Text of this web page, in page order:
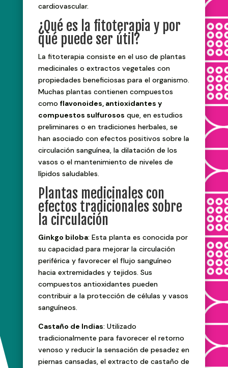
cardiovascular.
¿Qué es la fitoterapia y por
qué puede ser útil?
La fitoterapia consiste en el uso de plantas
medicinales o extractos vegetales con
propiedades beneficiosas para el organismo.
Muchas plantas contienen compuestos
como flavonoides, antioxidantes y
compuestos sulfurosos que, en estudios
preliminares o en tradiciones herbales, se
han asociado con efectos positivos sobre la
circulación sanguínea, la dilatación de los
vasos o el mantenimiento de niveles de
lípidos saludables.
Plantas medicinales con
efectos tradicionales sobre
la circulación
Ginkgo biloba: Esta planta es conocida por
su capacidad para mejorar la circulación
periférica y favorecer el flujo sanguíneo
hacia extremidades y tejidos. Sus
compuestos antioxidantes pueden
contribuir a la protección de células y vasos
sanguíneos.
Castaño de Indias: Utilizado
tradicionalmente para favorecer el retorno
venoso y reducir la sensación de pesadez en
piernas cansadas, el extracto de castaño de